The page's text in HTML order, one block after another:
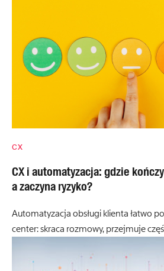
CX
CX i automatyzacja: gdzie
a zaczyna ryzyko?
Automatyzacja obsługi klienta łatwo
center: skraca rozmowy, przejmuje